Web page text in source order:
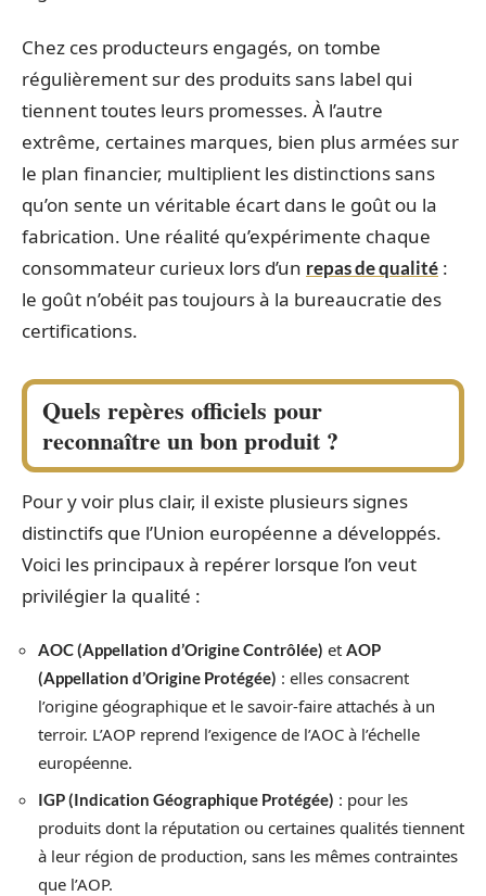
Chez ces producteurs engagés, on tombe
régulièrement sur des produits sans label qui
tiennent toutes leurs promesses. À l’autre
extrême, certaines marques, bien plus armées sur
le plan financier, multiplient les distinctions sans
qu’on sente un véritable écart dans le goût ou la
fabrication. Une réalité qu’expérimente chaque
consommateur curieux lors d’un repas de qualité :
le goût n’obéit pas toujours à la bureaucratie des
certifications.
Quels repères officiels pour
reconnaître un bon produit ?
Pour y voir plus clair, il existe plusieurs signes
distinctifs que l’Union européenne a développés.
Voici les principaux à repérer lorsque l’on veut
privilégier la qualité :
AOC (Appellation d’Origine Contrôlée) et AOP
(Appellation d’Origine Protégée) : elles consacrent
l’origine géographique et le savoir-faire attachés à un
terroir. L’AOP reprend l’exigence de l’AOC à l’échelle
européenne.
IGP (Indication Géographique Protégée) : pour les
produits dont la réputation ou certaines qualités tiennent
à leur région de production, sans les mêmes contraintes
que l’AOP.